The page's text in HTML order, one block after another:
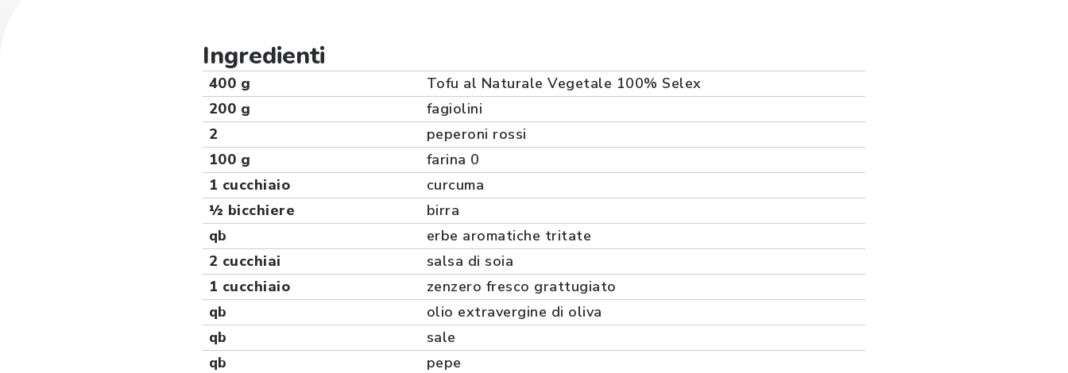
Ingredienti
400 g
Tofu al Naturale Vegetale 100% Selex
200 g
fagiolini
2
peperoni rossi
100 g
farina 0
1 cucchiaio
curcuma
½ bicchiere
birra
qb
erbe aromatiche tritate
2 cucchiai
salsa di soia
1 cucchiaio
zenzero fresco grattugiato
qb
olio extravergine di oliva
qb
sale
qb
pepe